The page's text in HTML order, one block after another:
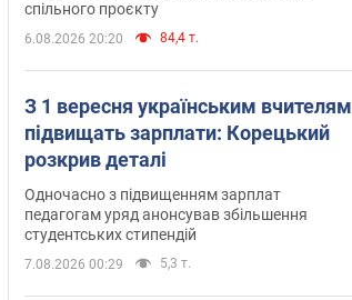
спільного проєкту
6.08.2026 20:20 84,4 т.
З 1 вересня українським вчителям
підвищать зарплати: Корецький
розкрив деталі
Одночасно з підвищенням зарплат
педагогам уряд анонсував збільшення
студентських стипендій
7.08.2026 00:29 5,3 т.